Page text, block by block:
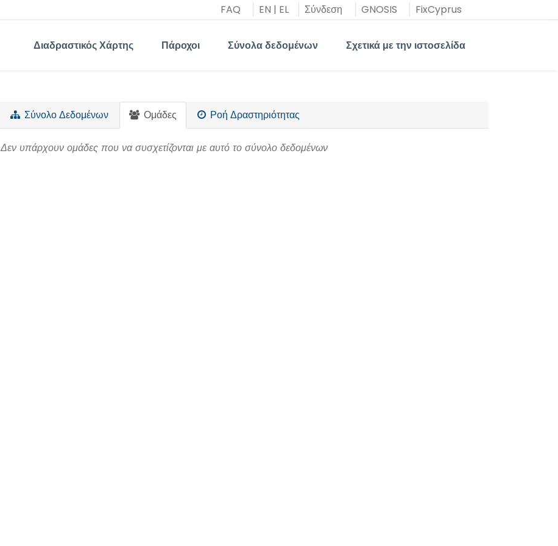
FAQ EN | EL Σύνδεση GNOSIS FixCyprus
Διαδραστικός Χάρτης Πάροχοι Σύνολα δεδομένων Σχετικά με την ιστοσελίδα
Σύνολο Δεδομένων Ομάδες Ροή Δραστηριότητας
Δεν υπάρχουν ομάδες που να συσχετίζονται με αυτό το σύνολο δεδομένων